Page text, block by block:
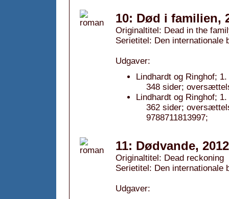
10: Død i familien,
Originaltitel: Dead in the
Serietitel: Den internationale
Udgaver:
Lindhardt og Ringhof;
348 sider;
Lindhardt og Ringhof;
362 sider;
9788711813997;
11: Dødvande, 2012
Originaltitel: Dead reckoning
Serietitel: Den internationale
Udgaver: